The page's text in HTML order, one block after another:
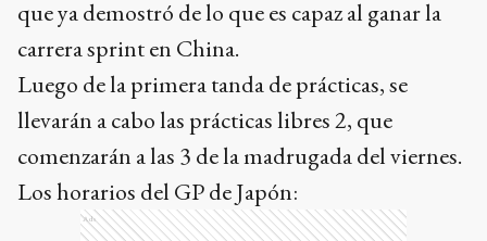
que ya demostró de lo que es capaz al ganar la
carrera sprint en China.
Luego de la primera tanda de prácticas, se
llevarán a cabo las prácticas libres 2, que
comenzarán a las 3 de la madrugada del viernes.
Los horarios del GP de Japón:
Ads